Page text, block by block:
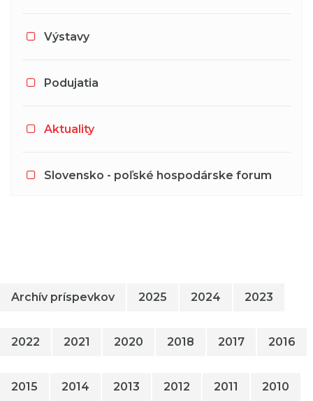
Výstavy
Podujatia
Aktuality
Slovensko - poľské hospodárske forum
Archív príspevkov 2025 2024 2023
2022 2021 2020 2018 2017 2016
2015 2014 2013 2012 2011 2010